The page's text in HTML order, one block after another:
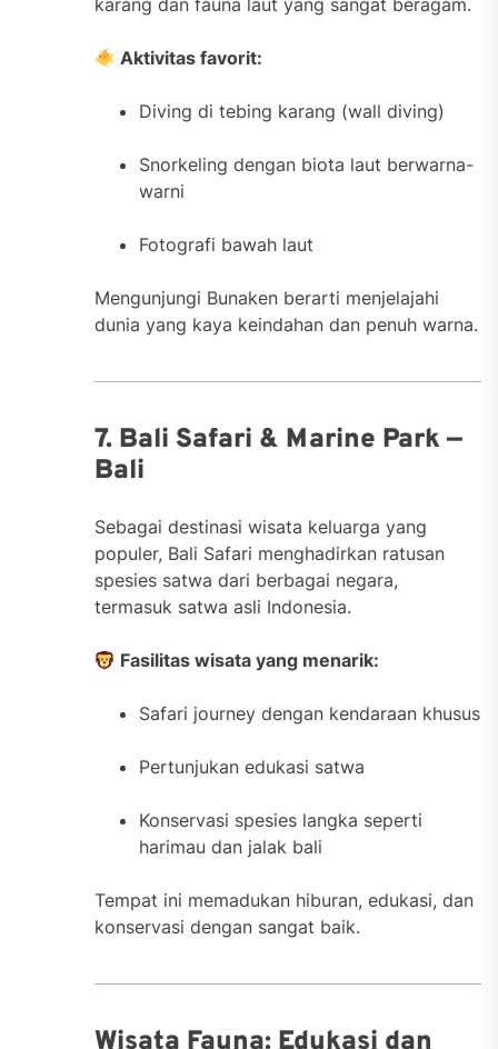
karang dan fauna laut yang sangat beragam.
Aktivitas favorit:
Diving di tebing karang (wall diving)
Snorkeling dengan biota laut berwarna-
warni
Fotografi bawah laut
Mengunjungi Bunaken berarti menjelajahi
dunia yang kaya keindahan dan penuh warna.
7. Bali Safari & Marine Park —
Bali
Sebagai destinasi wisata keluarga yang
populer, Bali Safari menghadirkan ratusan
spesies satwa dari berbagai negara,
termasuk satwa asli Indonesia.
Fasilitas wisata yang menarik:
Safari journey dengan kendaraan khusus
Pertunjukan edukasi satwa
Konservasi spesies langka seperti
harimau dan jalak bali
Tempat ini memadukan hiburan, edukasi, dan
konservasi dengan sangat baik.